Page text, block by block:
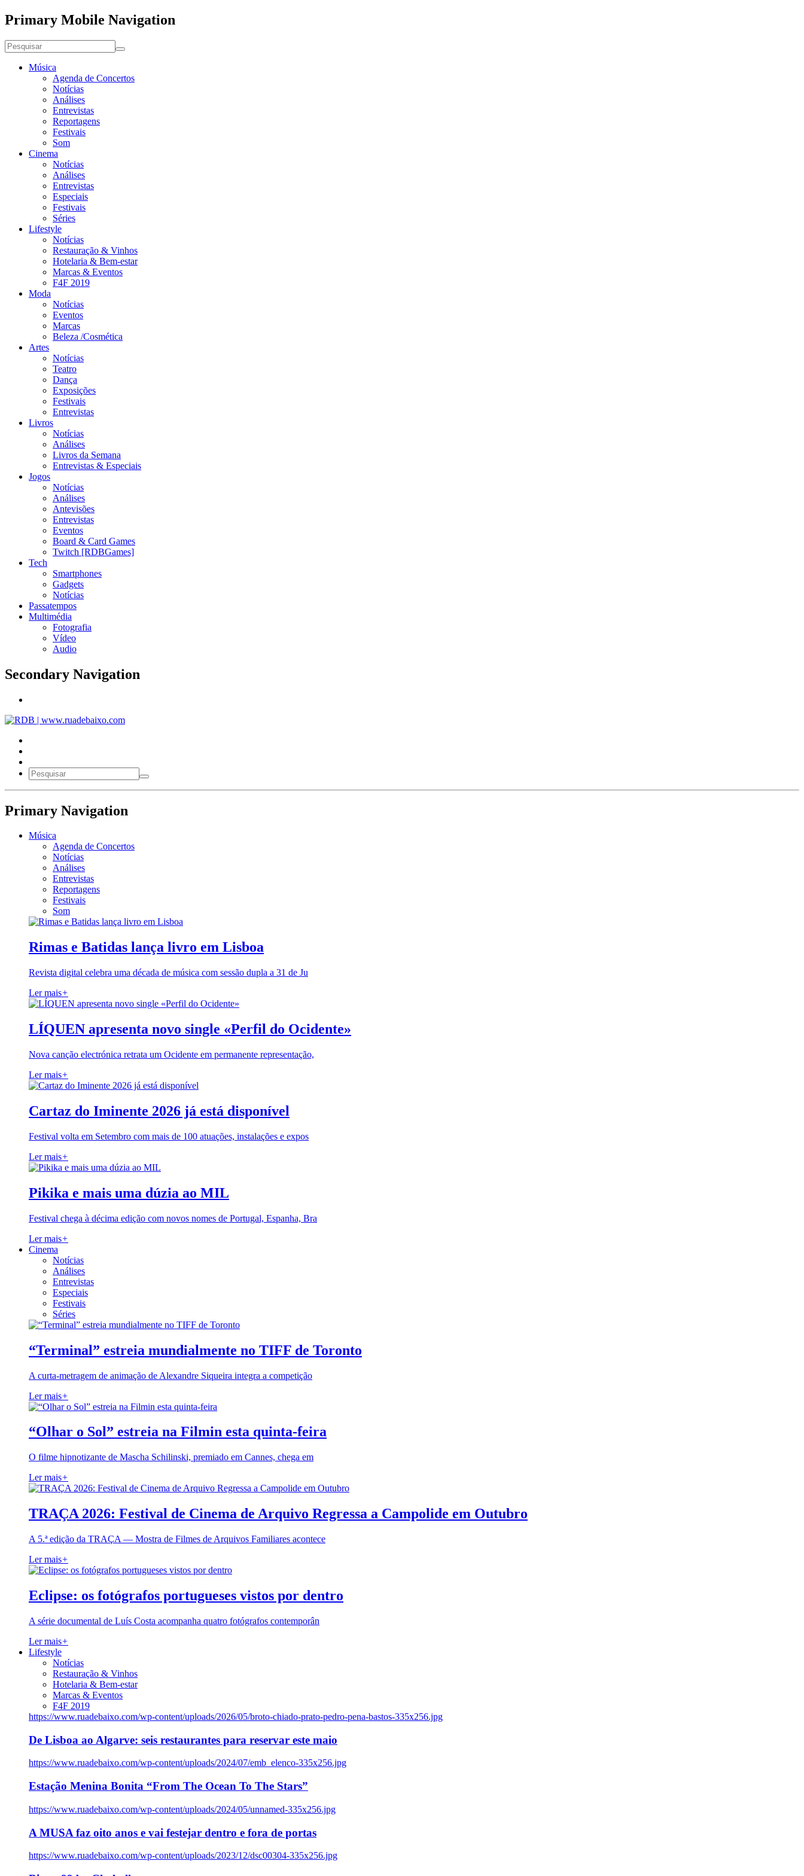
Primary Mobile Navigation
Música
Agenda de Concertos
Notícias
Análises
Entrevistas
Reportagens
Festivais
Som
Cinema
Notícias
Análises
Entrevistas
Especiais
Festivais
Séries
Lifestyle
Notícias
Restauração & Vinhos
Hotelaria & Bem-estar
Marcas & Eventos
F4F 2019
Moda
Notícias
Eventos
Marcas
Beleza /Cosmética
Artes
Notícias
Teatro
Dança
Exposições
Festivais
Entrevistas
Livros
Notícias
Análises
Livros da Semana
Entrevistas & Especiais
Jogos
Notícias
Análises
Antevisões
Entrevistas
Eventos
Board & Card Games
Twitch [RDBGames]
Tech
Smartphones
Gadgets
Notícias
Passatempos
Multimédia
Fotografia
Vídeo
Audio
Secondary Navigation
Primary Navigation
Música
Agenda de Concertos
Notícias
Análises
Entrevistas
Reportagens
Festivais
Som
Rimas e Batidas lança livro em Lisboa
Revista digital celebra uma década de música com sessão dupla a 31 de Ju
Ler mais+
LÍQUEN apresenta novo single «Perfil do Ocidente»
Nova canção electrónica retrata um Ocidente em permanente representação,
Ler mais+
Cartaz do Iminente 2026 já está disponível
Festival volta em Setembro com mais de 100 atuações, instalações e expos
Ler mais+
Pikika e mais uma dúzia ao MIL
Festival chega à décima edição com novos nomes de Portugal, Espanha, Bra
Ler mais+
Cinema
Notícias
Análises
Entrevistas
Especiais
Festivais
Séries
“Terminal” estreia mundialmente no TIFF de Toronto
A curta-metragem de animação de Alexandre Siqueira integra a competição
Ler mais+
“Olhar o Sol” estreia na Filmin esta quinta-feira
O filme hipnotizante de Mascha Schilinski, premiado em Cannes, chega em
Ler mais+
TRAÇA 2026: Festival de Cinema de Arquivo Regressa a Campolide em Outubro
A 5.ª edição da TRAÇA — Mostra de Filmes de Arquivos Familiares acontece
Ler mais+
Eclipse: os fotógrafos portugueses vistos por dentro
A série documental de Luís Costa acompanha quatro fotógrafos contemporân
Ler mais+
Lifestyle
Notícias
Restauração & Vinhos
Hotelaria & Bem-estar
Marcas & Eventos
F4F 2019
https://www.ruadebaixo.com/wp-content/uploads/2026/05/broto-chiado-prato-pedro-pena-bastos-335x256.jpg
De Lisboa ao Algarve: seis restaurantes para reservar este maio
https://www.ruadebaixo.com/wp-content/uploads/2024/07/emb_elenco-335x256.jpg
Estação Menina Bonita “From The Ocean To The Stars”
https://www.ruadebaixo.com/wp-content/uploads/2024/05/unnamed-335x256.jpg
A MUSA faz oito anos e vai festejar dentro e fora de portas
https://www.ruadebaixo.com/wp-content/uploads/2023/12/dsc00304-335x256.jpg